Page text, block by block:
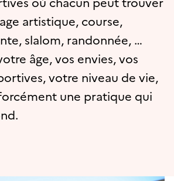
artistique, course,
slalom, randonnée, …
âge, vos envies, vos
votre niveau de vie,
une pratique qui